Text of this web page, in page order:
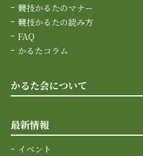
競技かるたのマナー
競技かるたの読み方
FAQ
かるたコラム
かるた会について
最新情報
イベント